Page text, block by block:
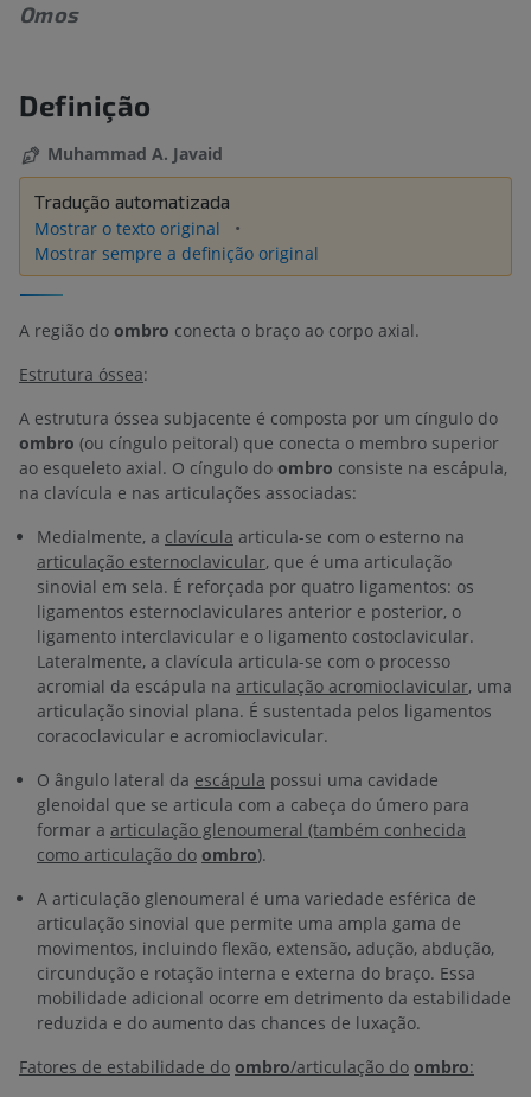
Omos
Definição
Muhammad A. Javaid
Tradução automatizada
Mostrar o texto original
Mostrar sempre a definição original
A região do ombro conecta o braço ao corpo axial.
Estrutura óssea:
A estrutura óssea subjacente é composta por um cíngulo do
ombro (ou cíngulo peitoral) que conecta o membro superior
ao esqueleto axial. O cíngulo do ombro consiste na escápula,
na clavícula e nas articulações associadas:
Medialmente, a clavícula articula-se com o esterno na
articulação esternoclavicular, que é uma articulação
sinovial em sela. É reforçada por quatro ligamentos: os
ligamentos esternoclaviculares anterior e posterior, o
ligamento interclavicular e o ligamento costoclavicular.
Lateralmente, a clavícula articula-se com o processo
acromial da escápula na articulação acromioclavicular, uma
articulação sinovial plana. É sustentada pelos ligamentos
coracoclavicular e acromioclavicular.
O ângulo lateral da escápula possui uma cavidade
glenoidal que se articula com a cabeça do úmero para
formar a articulação glenoumeral (também conhecida
como articulação do ombro).
A articulação glenoumeral é uma variedade esférica de
articulação sinovial que permite uma ampla gama de
movimentos, incluindo flexão, extensão, adução, abdução,
circundução e rotação interna e externa do braço. Essa
mobilidade adicional ocorre em detrimento da estabilidade
reduzida e do aumento das chances de luxação.
Fatores de estabilidade do ombro/articulação do ombro: